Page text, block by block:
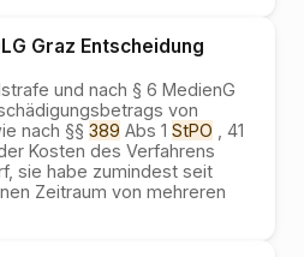
Graz Entscheidung
und nach § 6 MedienG
von
nach §§ 389 Abs 1 StPO , 41
Kosten des Verfahrens
sie habe zumindest seit
Zeitraum von mehreren